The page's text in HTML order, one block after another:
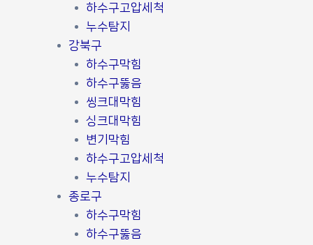
하수구고압세척
누수탐지
강북구
하수구막힘
하수구뚫음
씽크대막힘
싱크대막힘
변기막힘
하수구고압세척
누수탐지
종로구
하수구막힘
하수구뚫음